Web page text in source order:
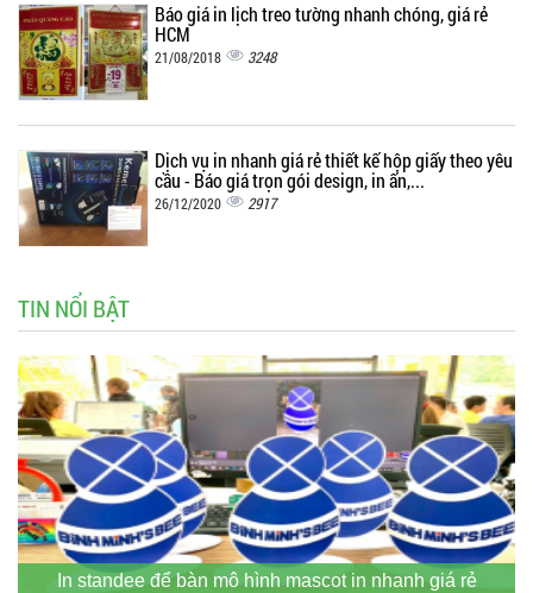
Báo giá in lịch treo tường nhanh chóng, giá rẻ
HCM
21/08/2018 3248
Dịch vụ in nhanh giá rẻ thiết kế hộp giấy theo yêu
cầu - Báo giá trọn gói design, in ấn,...
26/12/2020 2917
TIN NỔI BẬT
In standee để bàn mô hình mascot in nhanh giá rẻ